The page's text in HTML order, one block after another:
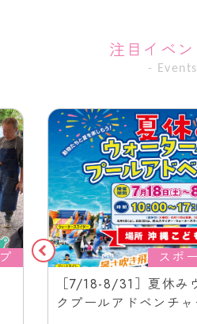
注目イベ
-
スポ
［7/18-8/31］夏休み
クプールアドベンチ